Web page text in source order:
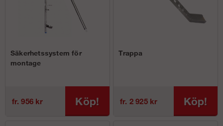
Säkerhetssystem för
montage
fr. 956 kr Köp!
Trappa
fr. 2 925 kr Köp!